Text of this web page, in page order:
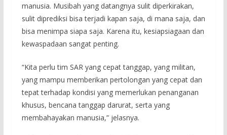
manusia. Musibah yang datangnya sulit diperkirakan,
sulit diprediksi bisa terjadi kapan saja, di mana saja, dan
bisa menimpa siapa saja. Karena itu, kesiapsiagaan dan
kewaspadaan sangat penting.
“Kita perlu tim SAR yang cepat tanggap, yang militan,
yang mampu memberikan pertolongan yang cepat dan
tepat terhadap kondisi yang memerlukan penanganan
khusus, bencana tanggap darurat, serta yang
membahayakan manusia,” jelasnya.